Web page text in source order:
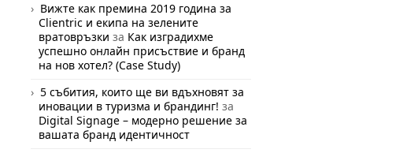
Вижте как премина 2019 година за
Clientric и екипа на зелените
вратовръзки за Как изградихме
успешно онлайн присъствие и бранд
на нов хотел? (Case Study)
5 събития, които ще ви вдъхновят за
иновации в туризма и брандинг! за
Digital Signage – модерно решение за
вашата бранд идентичност